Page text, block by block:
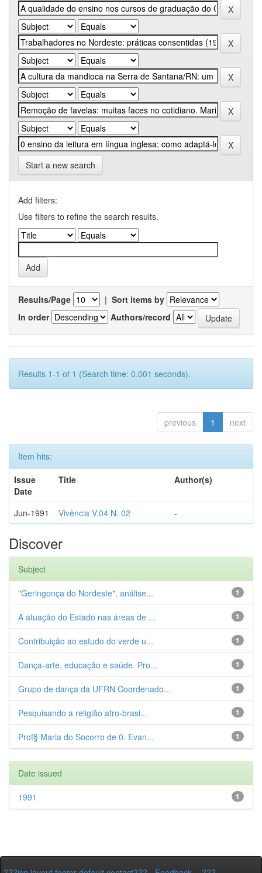
Start a new search
Add filters:
Use filters to refine the search results.
Results/Page | Sort items by
In order
Authors/record
Results 1-1 of 1 (Search time: 0.001 seconds).
previous 1 next
Item hits:
Issue
Date
Title Author(s)
Jun-1991 Vivência V.04 N. 02 -
Discover
Subject
1
"Geringonça do Nordeste", análise...
1
A atuação do Estado nas áreas de ...
1
Contribuição ao estudo do verde u...
1
Dança-arte, educação e saúde. Pro...
1
Grupo de dança da UFRN Coordenado...
1
Pesquisando a religião afro-brasi...
1
Prof§ Maria do Socorro de 0. Evan...
Date issued
1
1991